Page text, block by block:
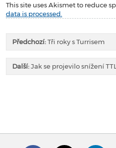
This site uses Akismet to reduce
data is processed.
Předchozí:Tři roky s Turrisem
Další:Jak se projevilo snížení